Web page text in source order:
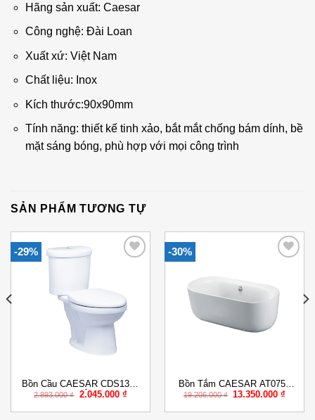
Hãng sản xuất: Caesar
Công nghệ: Đài Loan
Xuất xứ: Việt Nam
Chất liệu: Inox
Kích thước:90x90mm
Tính năng: thiết kế tinh xảo, bắt mắt chống bám dính, bề
mặt sáng bóng, phù hợp với mọi công trình
SẢN PHẨM TƯƠNG TỰ
-29%
Wishlist
Bồn Cầu CAESAR CDS1338
Nắp Êm
2.893.000₫
Giá
là:
2.045.000 ₫Giá
tại
-30%
Add to
Wishlist
Bồn Tắm CAESAR AT0750
Đặt Sàn 1.5M
19.206.000₫ Giá
là:
13.350.000₫
tại